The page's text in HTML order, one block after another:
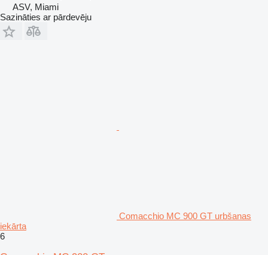
ASV, Miami
Sazināties ar pārdevēju
Comacchio MC 900 GT urbšanas
iekārta
6